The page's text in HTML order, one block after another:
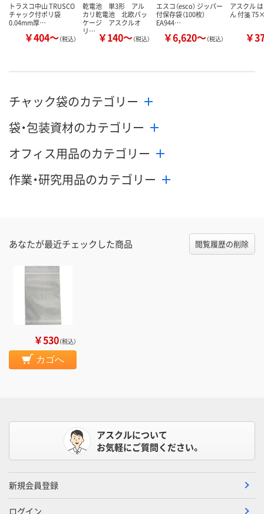
トラスコ中山 TRUSCO
チャック付ポリ袋
0.04mm厚…
￥404～（税込）
乾電池 単3形 アル
カリ乾電池 北欧パッ
ケージ アスクルオ
リ… ￥140～（税込）
エスコ（esco） ジッパー
付保存袋（100枚）
EA944…
￥6,620～（税込）
アスクル
ん 付箋
￥
チャック袋のカテゴリー
袋・包装資材のカテゴリー
オフィス用品のカテゴリー
作業・研究用品のカテゴリー
あなたが最近チェックした商品 閲覧履歴の削除
￥530（税込）
カゴへ
アスクルについて
お気軽にご質問ください。
新規会員登録
ログイン